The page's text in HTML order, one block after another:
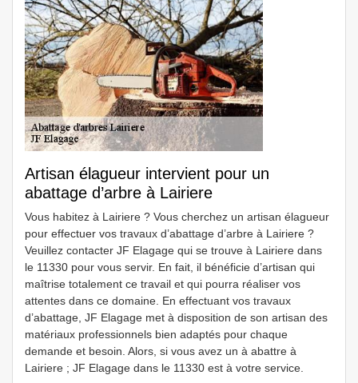
Artisan élagueur intervient pour un
abattage d’arbre à Lairiere
Vous habitez à Lairiere ? Vous cherchez un artisan élagueur
pour effectuer vos travaux d’abattage d’arbre à Lairiere ?
Veuillez contacter JF Elagage qui se trouve à Lairiere dans
le 11330 pour vous servir. En fait, il bénéficie d’artisan qui
maîtrise totalement ce travail et qui pourra réaliser vos
attentes dans ce domaine. En effectuant vos travaux
d’abattage, JF Elagage met à disposition de son artisan des
matériaux professionnels bien adaptés pour chaque
demande et besoin. Alors, si vous avez un à abattre à
Lairiere ; JF Elagage dans le 11330 est à votre service.